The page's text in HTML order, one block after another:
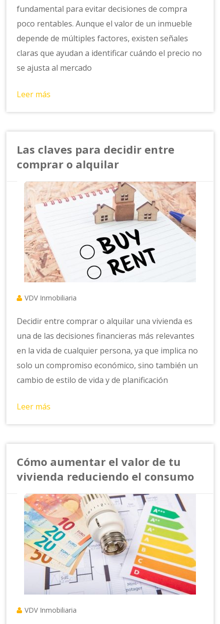
fundamental para evitar decisiones de compra
poco rentables. Aunque el valor de un inmueble
depende de múltiples factores, existen señales
claras que ayudan a identificar cuándo el precio no
se ajusta al mercado
Leer más
Las claves para decidir entre
comprar o alquilar
VDV Inmobiliaria
Decidir entre comprar o alquilar una vivienda es
una de las decisiones financieras más relevantes
en la vida de cualquier persona, ya que implica no
solo un compromiso económico, sino también un
cambio de estilo de vida y de planificación
Leer más
Cómo aumentar el valor de tu
vivienda reduciendo el consumo
VDV Inmobiliaria